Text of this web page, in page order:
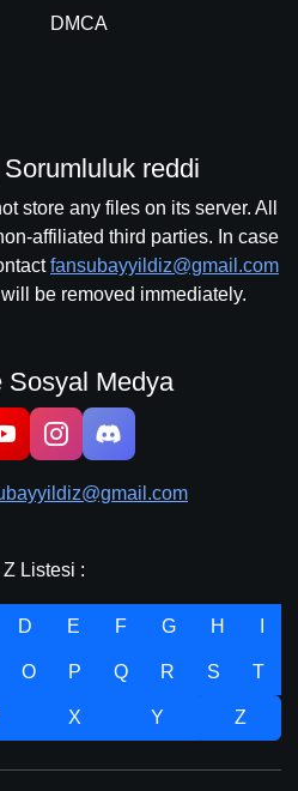
DMCA
reddi
store any files on its server. All
affiliated third parties. In case
fansubayyildiz@gmail.com
be removed immediately.
Sosyal Medya
Z Listesi :
D E F G H
O P Q R S T
X Y Z